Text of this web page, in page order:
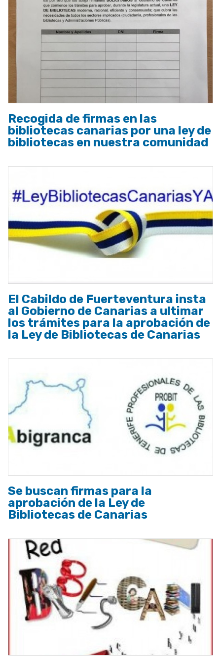
Recogida de firmas en las
bibliotecas canarias por una ley de
bibliotecas en nuestra comunidad
El Cabildo de Fuerteventura insta
al Gobierno de Canarias a ultimar
los trámites para la aprobación de
la Ley de Bibliotecas de Canarias
Se buscan firmas para la
aprobación de la Ley de
Bibliotecas de Canarias